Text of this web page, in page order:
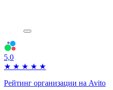
5,0
★ ★ ★ ★ ★
Рейтинг организации на Avito